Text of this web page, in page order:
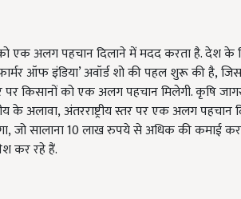
एक अलग पहचान दिलाने में मदद करता है. देश के
ऑफ इंडिया’ अवॉर्ड शो की पहल शुरू की है,
पर किसानों को एक अलग पहचान मिलेगी. कृषि
के अलावा,अंतरराष्ट्रीय स्तर पर एक अलग पहचान
,जो सालाना 10 लाख रुपये से अधिक की कमाई
कर रहे हैं.